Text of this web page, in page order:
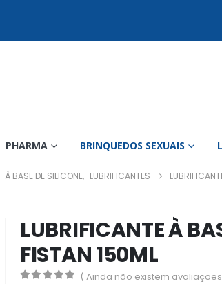
PHARMA BRINQUEDOS SEXUAIS
À BASE DE SILICONE, LUBRIFICANTES
LUBRIFICANTE À
FISTAN 150ML
( Ainda não existem